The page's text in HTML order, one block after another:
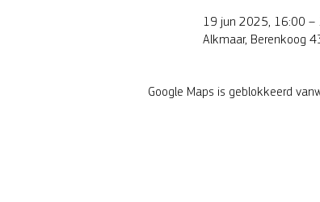
19 jun 2025, 16:00 –
Alkmaar, Berenkoog
Google Maps is geblokkeerd